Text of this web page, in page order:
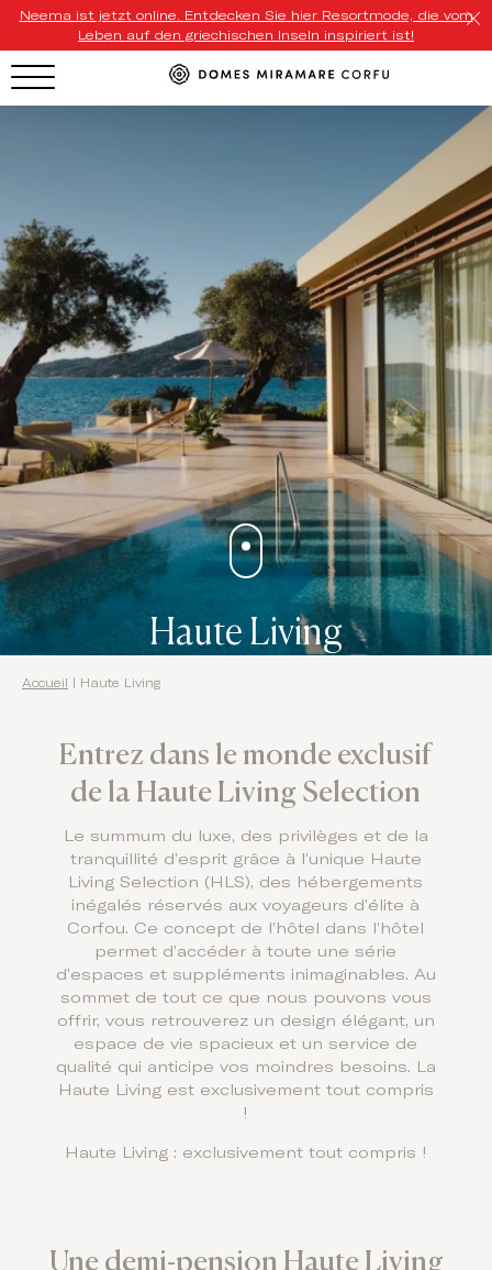
Neema ist jetzt online. Entdecken Sie hier Resortmode, die vom
Leben auf den griechischen Inseln inspiriert ist!
Our Resorts
Our Destinations
Our Brands
Signature Concepts
Domes Stories
Contact
Haute Living
Accueil Haute Living
Entrez dans le monde exclusif
de la Haute Living Selection
Le summum du luxe, des privilèges et de la
tranquillité d’esprit grâce à l’unique Haute
Living Selection (HLS), des hébergements
inégalés réservés aux voyageurs d’élite à
Corfou. Ce concept de l’hôtel dans l’hôtel
permet d’accéder à toute une série
d’espaces et suppléments inimaginables. Au
sommet de tout ce que nous pouvons vous
offrir, vous retrouverez un design élégant, un
espace de vie spacieux et un service de
qualité qui anticipe vos moindres besoins. La
Haute Living est exclusivement tout compris
!
Haute Living : exclusivement tout compris !
Une demi-pension Haute Living